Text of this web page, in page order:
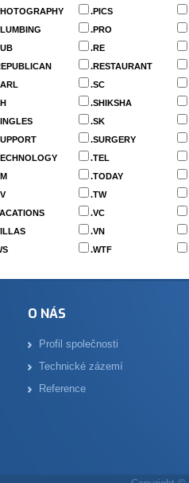
.PICS
.PRO
.RE
.RESTAURANT
.SC
.SHIKSHA
.SK
.SURGERY
.TEL
.TODAY
.TW
.VC
.VN
.WTF
O NÁS
Profil společnosti
Technické zázemí
Reference